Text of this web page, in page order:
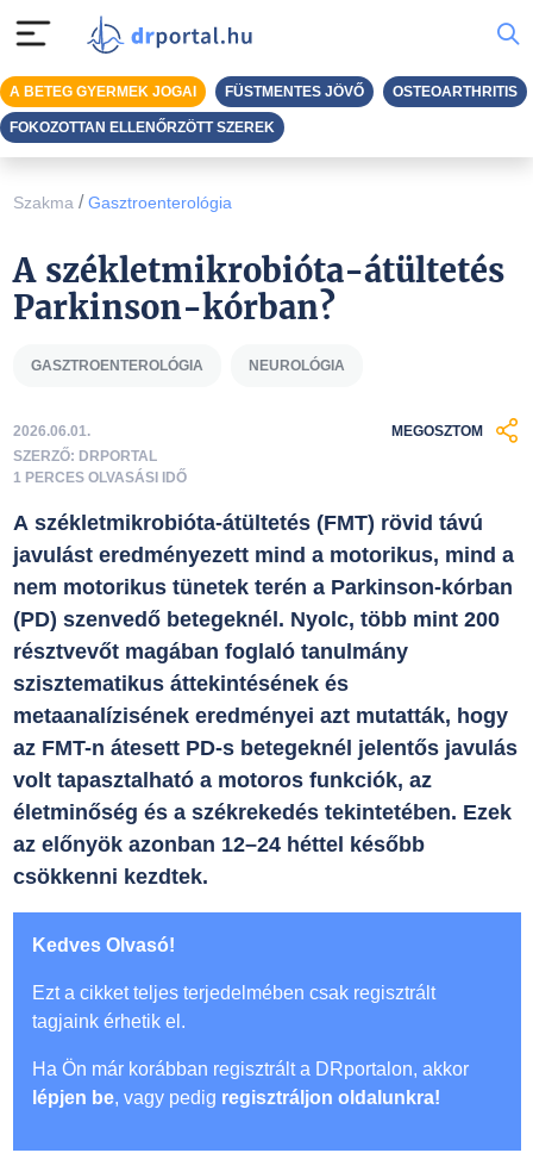
Szakma / Gasztroenterológia
A székletmikrobióta-átültetés
Parkinson-kórban?
GASZTROENTEROLÓGIA NEUROLÓGIA
2026.06.01.
SZERZŐ: DRPORTAL
1 PERCES OLVASÁSI IDŐ
MEGOSZTOM
A székletmikrobióta-átültetés (FMT) rövid távú
javulást eredményezett mind a motorikus, mind a
nem motorikus tünetek terén a Parkinson-kórban
(PD) szenvedő betegeknél. Nyolc, több mint 200
résztvevőt magában foglaló tanulmány
szisztematikus áttekintésének és
metaanalízisének eredményei azt mutatták, hogy
az FMT-n átesett PD-s betegeknél jelentős javulás
volt tapasztalható a motoros funkciók, az
életminőség és a székrekedés tekintetében. Ezek
az előnyök azonban 12–24 héttel később
csökkenni kezdtek.
Kedves Olvasó!
Ezt a cikket teljes terjedelmében csak regisztrált
tagjaink érhetik el.
Ha Ön már korábban regisztrált a DRportalon, akkor
lépjen be, vagy pedig regisztráljon oldalunkra!
A BETEG GYERMEK JOGAI FÜSTMENTES JÖVŐ OSTEOARTHRITIS
FOKOZOTTAN ELLENŐRZÖTT SZEREK